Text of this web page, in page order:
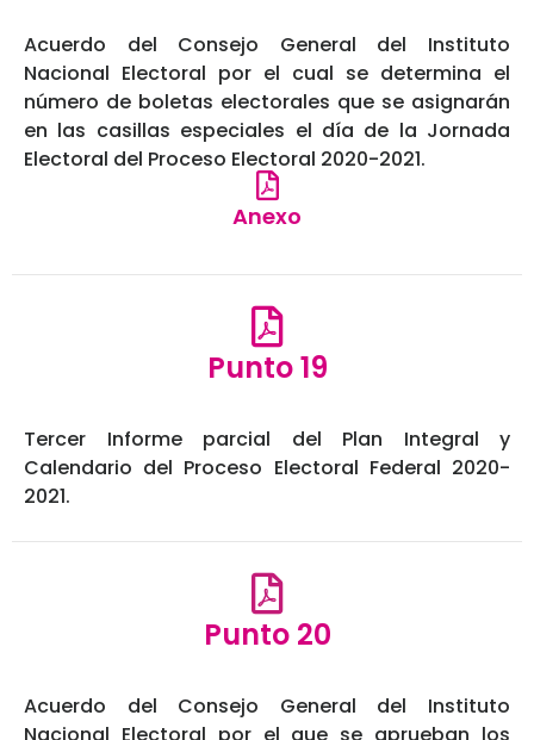
Acuerdo del Consejo General del Instituto
Nacional Electoral por el cual se determina el
número de boletas electorales que se asignarán
en las casillas especiales el día de la Jornada
Electoral del Proceso Electoral 2020-2021.
Anexo
Punto 19
Tercer Informe parcial del Plan Integral y
Calendario del Proceso Electoral Federal 2020-
2021.
Punto 20
Acuerdo del Consejo General del Instituto